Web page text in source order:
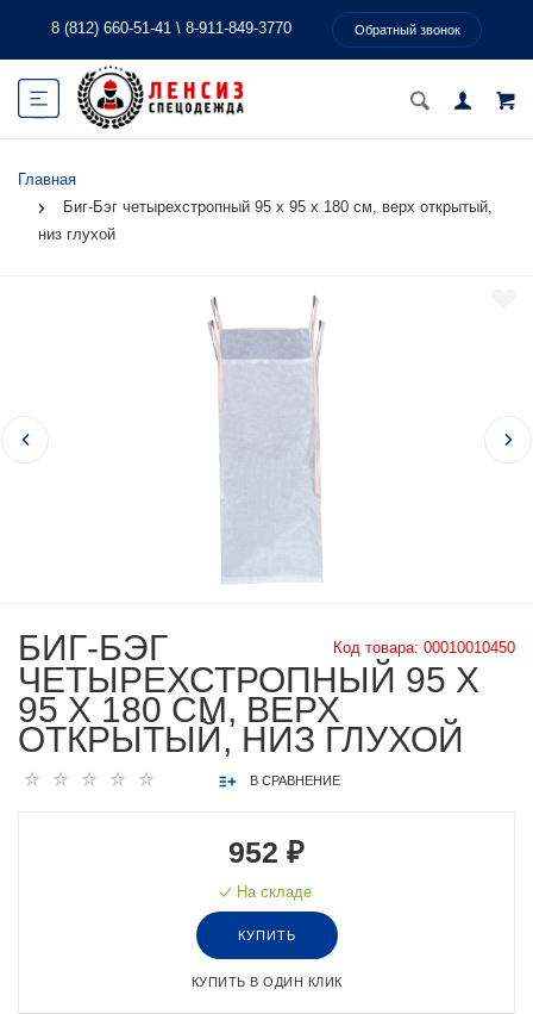
8 (812) 660-51-41 \ 8-911-849-3770 Обратный звонок
Главная
Биг-Бэг четырехстропный 95 х 95 х 180 см, верх открытый,
низ глухой
Код товара: 00010010450
БИГ-БЭГ
ЧЕТЫРЕХСТРОПНЫЙ 95 Х
95 Х 180 СМ, ВЕРХ
ОТКРЫТЫЙ, НИЗ ГЛУХОЙ
В СРАВНЕНИЕ
952 ₽
На складе
КУПИТЬ
КУПИТЬ В ОДИН КЛИК